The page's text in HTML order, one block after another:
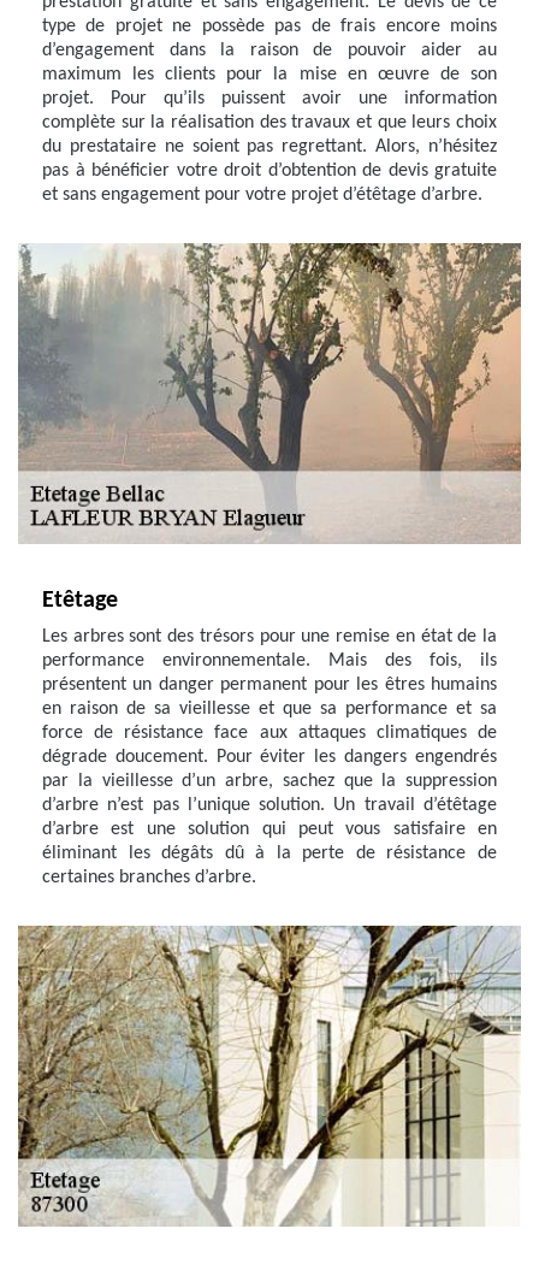
type de projet ne possède pas de frais encore moins
d’engagement dans la raison de pouvoir aider au
maximum les clients pour la mise en œuvre de son
projet. Pour qu’ils puissent avoir une information
complète sur la réalisation des travaux et que leurs choix
du prestataire ne soient pas regrettant. Alors, n’hésitez
pas à bénéficier votre droit d’obtention de devis gratuite
et sans engagement pour votre projet d’étêtage d’arbre.
Etêtage
Les arbres sont des trésors pour une remise en état de la
performance environnementale. Mais des fois, ils
présentent un danger permanent pour les êtres humains
en raison de sa vieillesse et que sa performance et sa
force de résistance face aux attaques climatiques de
dégrade doucement. Pour éviter les dangers engendrés
par la vieillesse d’un arbre, sachez que la suppression
d’arbre n’est pas l’unique solution. Un travail d’étêtage
d’arbre est une solution qui peut vous satisfaire en
éliminant les dégâts dû à la perte de résistance de
certaines branches d’arbre.